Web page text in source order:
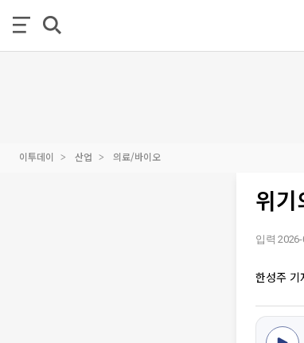
이투데이 산업 의료/바이오
위
입력
한성주 기